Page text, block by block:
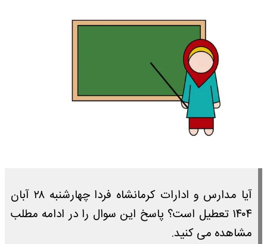
آیا مدارس و ادارات کرمانشاه فردا چهارشنبه ۲۸ آبان
۱۴۰۴ تعطیل است؟ پاسخ این سوال را در ادامه مطلب
مشاهده می کنید.